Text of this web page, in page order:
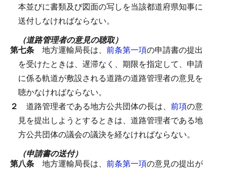
本並びに書類及び図面の写しを当該都道府県知事に
送付しなければならない。
（道路管理者の意見の聴取）
第七条 地方運輸局長は、 前条第一項の申請書の提出
を受けたときは、遅滞なく、期限を指定して、申請
に係る軌道が敷設される道路の道路管理者の意見を
聴かなければならない。
２ 道路管理者である地方公共団体の長は、 前項の意
見を提出しようとするときは、道路管理者である地
方公共団体の議会の議決を経なければならない。
（申請書の送付）
第八条 地方運輸局長は、 前条第一項の意見の提出が